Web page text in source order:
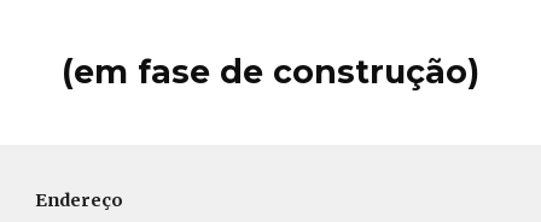
(em fase de construção)
Endereço